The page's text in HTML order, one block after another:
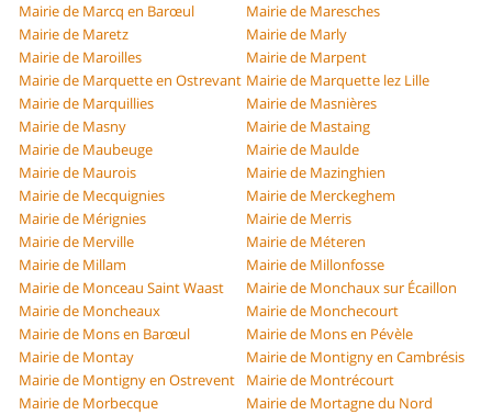
Mairie de Marcq en Barœul
Mairie de Maresches
Mairie de Maretz
Mairie de Marly
Mairie de Maroilles
Mairie de Marpent
Mairie de Marquette en Ostrevant Mairie de Marquette lez Lille
Mairie de Marquillies
Mairie de Masnières
Mairie de Masny
Mairie de Mastaing
Mairie de Maubeuge
Mairie de Maulde
Mairie de Maurois
Mairie de Mazinghien
Mairie de Mecquignies
Mairie de Merckeghem
Mairie de Mérignies
Mairie de Merris
Mairie de Merville
Mairie de Méteren
Mairie de Millam
Mairie de Millonfosse
Mairie de Monceau Saint Waast
Mairie de Monchaux sur Écaillon
Mairie de Moncheaux
Mairie de Monchecourt
Mairie de Mons en Barœul
Mairie de Mons en Pévèle
Mairie de Montay
Mairie de Montigny en Cambrésis
Mairie de Montigny en Ostrevent
Mairie de Montrécourt
Mairie de Morbecque
Mairie de Mortagne du Nord